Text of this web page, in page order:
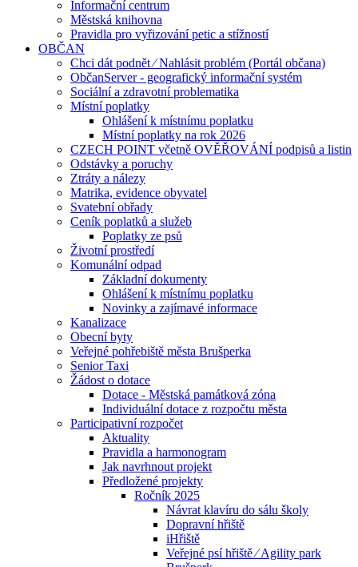
Informační centrum
Městská knihovna
Pravidla pro vyřizování petic a stížností
OBČAN
Chci dát podnět ⁄ Nahlásit problém (Portál občana)
ObčanServer - geografický informační systém
Sociální a zdravotní problematika
Místní poplatky
Ohlášení k místnímu poplatku
Místní poplatky na rok 2026
CZECH POINT včetně OVĚŘOVÁNÍ podpisů a listin
Odstávky a poruchy
Ztráty a nálezy
Matrika, evidence obyvatel
Svatební obřady
Ceník poplatků a služeb
Poplatky ze psů
Životní prostředí
Komunální odpad
Základní dokumenty
Ohlášení k místnímu poplatku
Novinky a zajímavé informace
Kanalizace
Obecní byty
Veřejné pohřebiště města Brušperka
Senior Taxi
Žádost o dotace
Dotace - Městská památková zóna
Individuální dotace z rozpočtu města
Participativní rozpočet
Aktuality
Pravidla a harmonogram
Jak navrhnout projekt
Předložené projekty
Ročník 2025
Návrat klavíru do sálu školy
Dopravní hřiště
iHřiště
Veřejné psí hřiště ⁄ Agility park